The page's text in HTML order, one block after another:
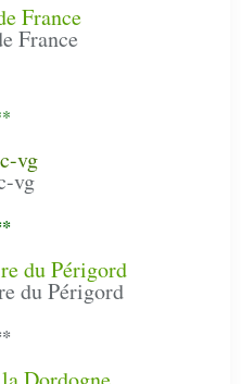
France
vg
du Périgord